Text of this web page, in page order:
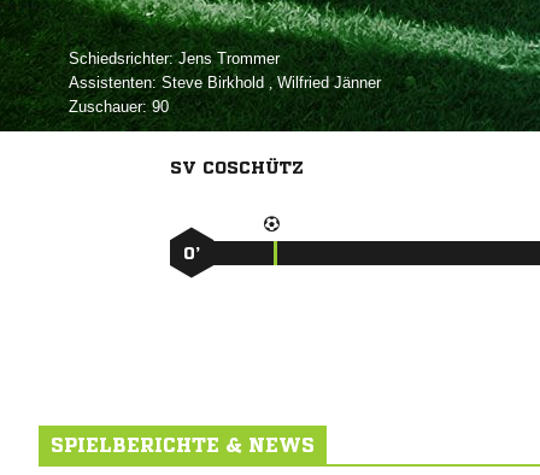
Schiedsrichter:  
Assistenten:   ,  
Zuschauer:90
SV COSCHÜTZ
0’
SPIELBERICHTE & NEWS